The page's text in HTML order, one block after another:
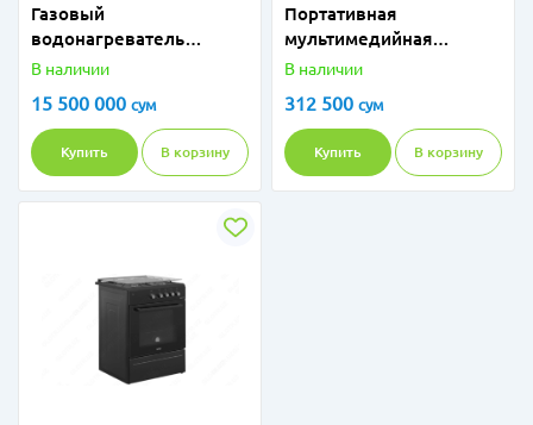
Газовый
водонагреватель
ARISTON Alteas One 24
В наличии
15 500 000 сум
Купить В корзину
Портативная
мультимедийная
проводная акустическая
В наличии
312 500 сум
Купить В корзину